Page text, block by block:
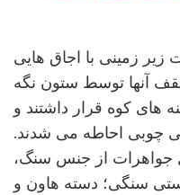
زمینی با اجاق هایی
آنها توسط ستون نگه
های کوه قرار داشتند و
چوبی احاطه می شدند.
جواهرات از جنس سنگ،
سنگی؛ دسته هاون و